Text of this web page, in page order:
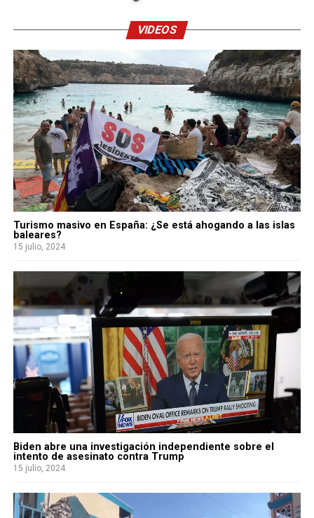
VIDEOS
Turismo masivo en España: ¿Se está ahogando a las islas
baleares?
15 julio, 2024
Biden abre una investigación independiente sobre el
intento de asesinato contra Trump
15 julio, 2024